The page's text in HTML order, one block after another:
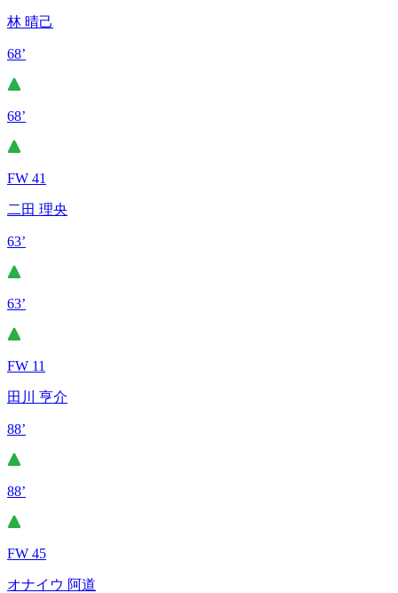
林 晴己
68’
68’
FW 41
二田 理央
63’
63’
FW 11
田川 亨介
88’
88’
FW 45
オナイウ 阿道